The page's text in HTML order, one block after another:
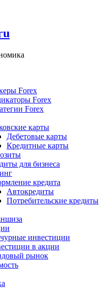
Forex
Forex
Forex
карты
Дебетовые карты
Кредитные карты
для бизнеса
кредита
Автокредиты
Потребительские кредиты
инвестиции
в акции
рынок